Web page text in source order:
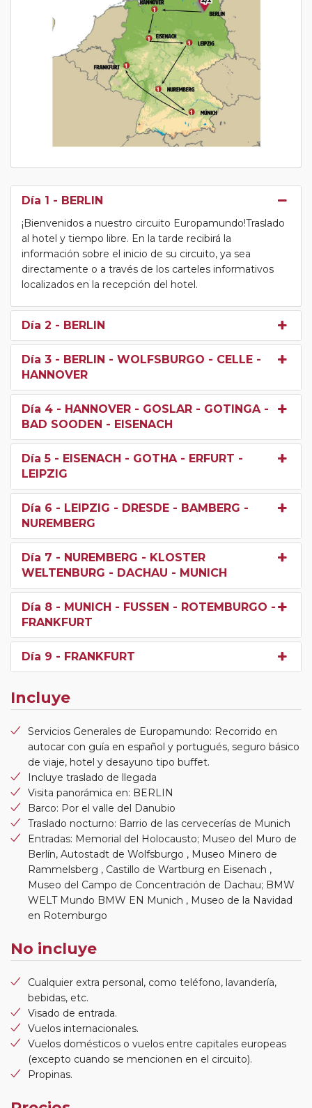
Día 1 - BERLIN
¡Bienvenidos a nuestro circuito Europamundo!Traslado
al hotel y tiempo libre. En la tarde recibirá la
información sobre el inicio de su circuito, ya sea
directamente o a través de los carteles informativos
localizados en la recepción del hotel.
Día 2 - BERLIN
Día 3 - BERLIN - WOLFSBURGO - CELLE -
HANNOVER
Día 4 - HANNOVER - GOSLAR - GOTINGA -
BAD SOODEN - EISENACH
Día 5 - EISENACH - GOTHA - ERFURT -
LEIPZIG
Día 6 - LEIPZIG - DRESDE - BAMBERG -
NUREMBERG
Día 7 - NUREMBERG - KLOSTER
WELTENBURG - DACHAU - MUNICH
Día 8 - MUNICH - FUSSEN - ROTEMBURGO -
FRANKFURT
Día 9 - FRANKFURT
Incluye
Servicios Generales de Europamundo: Recorrido en
autocar con guía en español y portugués, seguro básico
de viaje, hotel y desayuno tipo buffet.
Incluye traslado de llegada
Visita panorámica en: BERLIN
Barco: Por el valle del Danubio
Traslado nocturno: Barrio de las cervecerías de Munich
Entradas: Memorial del Holocausto; Museo del Muro de
Berlín, Autostadt de Wolfsburgo , Museo Minero de
Rammelsberg , Castillo de Wartburg en Eisenach ,
Museo del Campo de Concentración de Dachau; BMW
WELT Mundo BMW EN Munich , Museo de la Navidad
en Rotemburgo
No incluye
Cualquier extra personal, como teléfono, lavandería,
bebidas, etc.
Visado de entrada.
Vuelos internacionales.
Vuelos domésticos o vuelos entre capitales europeas
(excepto cuando se mencionen en el circuito).
Propinas.